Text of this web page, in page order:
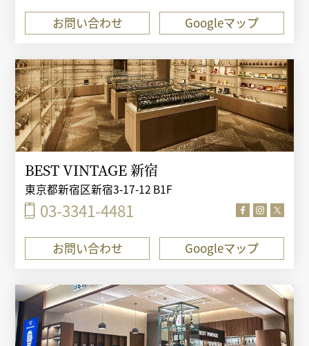
お問い合わせ Googleマップ
BEST VINTAGE 新宿
東京都新宿区新宿3-17-12 B1F
03-3341-4481
お問い合わせ Googleマップ